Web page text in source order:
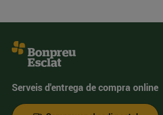
Serveis d'entrega de compra online